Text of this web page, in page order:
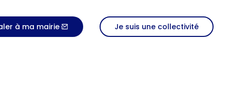
à ma mairie Je suis une collectivité